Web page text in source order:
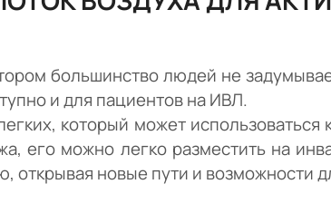
большинство людей не
и для пациентов на ИВЛ.
который может использоваться
его можно легко разместить на
открывая новые пути и возможности